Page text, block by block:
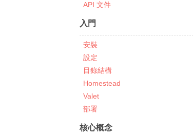
API 文件
入門
安裝
設定
目錄結構
Homestead
Valet
部署
核心概念